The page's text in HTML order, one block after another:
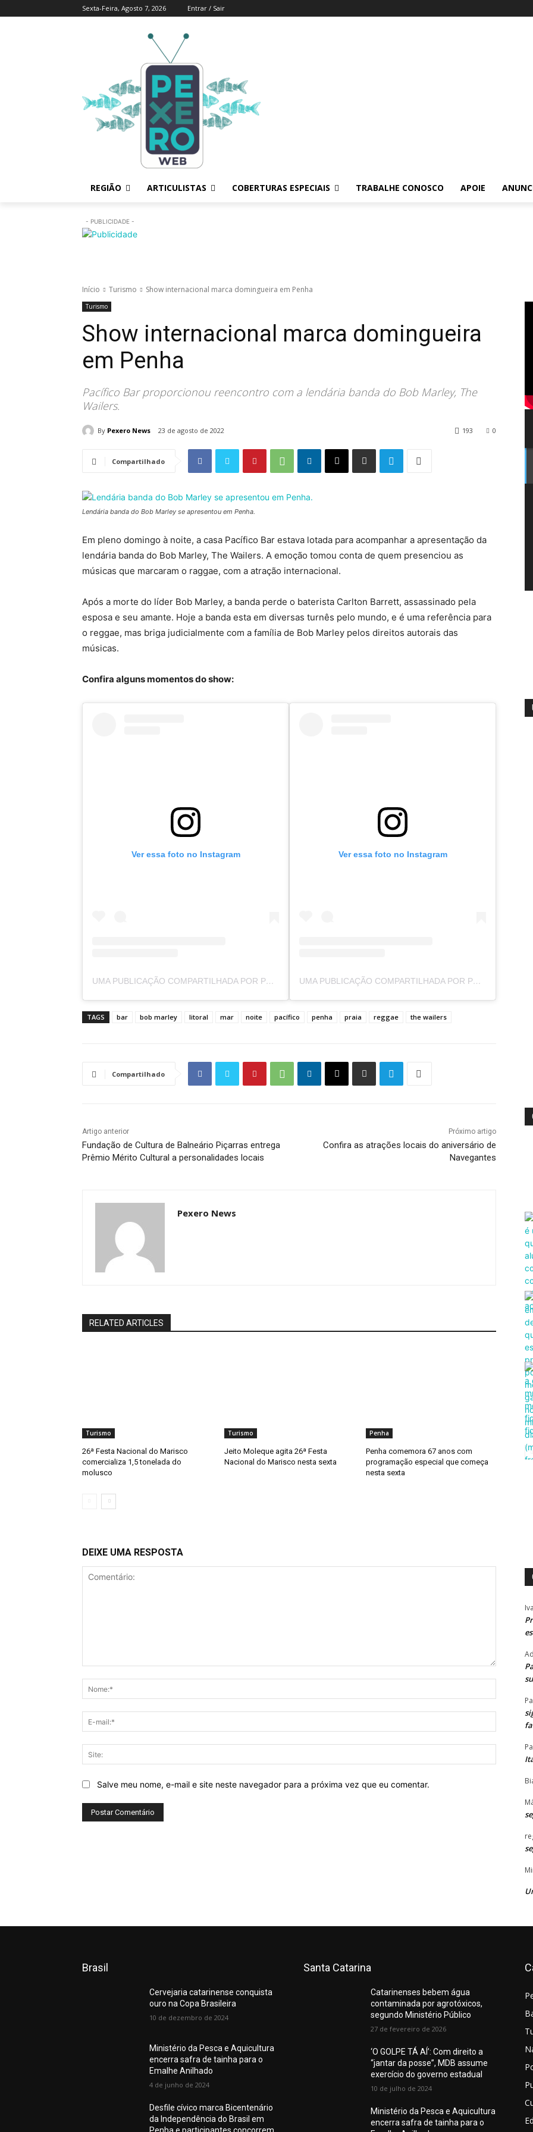
Sexta-Feira, Agosto 7, 2026 Entrar / Sair
REGIÃO ARTICULISTAS COBERTURAS ESPECIAIS TRABALHE CONOSCO APOIE
- PUBLICIDADE -
Início Turismo Show internacional marca domingueira em Penha
Turismo
Show internacional marca domingueira
em Penha
Pacífico Bar proporcionou reencontro com a lendária banda do Bob Marley, The
Wailers.
By Pexero News 23 de agosto de 2022 0
193
Compartilhado
Lendária banda do Bob Marley se apresentou em Penha.
Em pleno domingo à noite, a casa Pacífico Bar estava lotada para acompanhar a apresentação da
lendária banda do Bob Marley, The Wailers. A emoção tomou conta de quem presenciou as
músicas que marcaram o raggae, com a atração internacional.
Após a morte do líder Bob Marley, a banda perde o baterista Carlton Barrett, assassinado pela
esposa e seu amante. Hoje a banda esta em diversas turnês pelo mundo, e é uma referência para
o reggae, mas briga judicialmente com a família de Bob Marley pelos direitos autorais das
músicas.
Confira alguns momentos do show:
Ver essa foto no Instagram
UMA PUBLICAÇÃO COMPARTILHADA POR PEXERO WEB (@PEXEROWEB)
Ver essa foto no Instagram
UMA PUBLICAÇÃO COMPARTILHADA POR PEXERO WEB (@PEXEROWEB)
TAGS bar bob marley litoral mar noite pacífico penha praia reggae the wailers
Compartilhado
Artigo anterior
Fundação de Cultura de Balneário Piçarras entrega
Prêmio Mérito Cultural a personalidades locais
Próximo artigo
Confira as atrações locais do aniversário de
Navegantes
Pexero News
RELATED ARTICLES
Turismo
26ª Festa Nacional do Marisco
comercializa 1,5 tonelada do
molusco
Turismo
Jeito Moleque agita 26ª Festa
Nacional do Marisco nesta sexta
Penha
Penha comemora 67 anos com
programação especial que começa
nesta sexta
DEIXE UMA RESPOSTA
Nome:*
mail:*
Salve meu nome, e-mail e site neste navegador para a próxima vez que eu comentar.
Brasil
Cervejaria catarinense conquista
ouro na Copa Brasileira
10 de dezembro de 2024
Ministério da Pesca e Aquicultura
encerra safra de tainha para o
Emalhe Anilhado
4 de junho de 2024
Desfile cívico marca Bicentenário
da Independência do Brasil em
Santa Catarina
Catarinenses bebem água
contaminada por agrotóxicos,
segundo Ministério Público
27 de fevereiro de 2026
‘O GOLPE TÁ AÍ’: Com direito a
“jantar da posse”, MDB assume
exercício do governo estadual
10 de julho de 2024
Ministério da Pesca e Aquicultura
encerra safra de tainha para o